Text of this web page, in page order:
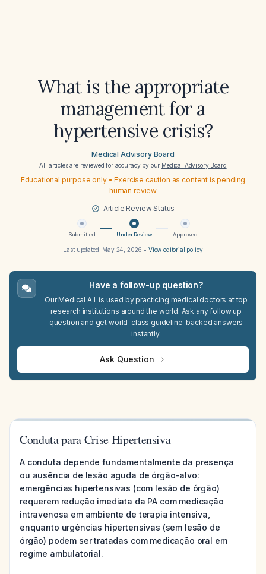
What is the appropriate
management for a
hypertensive crisis?
Medical Advisory Board
All articles are reviewed for accuracy by our Medical Advisory Board
Educational purpose only • Exercise caution as content is pending
human review
Article Review Status
Submitted Under Review Approved
Last updated: May 24, 2026 • View editorial policy
Have a follow-up question?
Our Medical A.I. is used by practicing medical doctors at top
research institutions around the world. Ask any follow up
question and get world-class guideline-backed answers
instantly.
Ask Question
Conduta para Crise Hipertensiva
A conduta depende fundamentalmente da presença
ou ausência de lesão aguda de órgão-alvo:
emergências hipertensivas (com lesão de órgão)
requerem redução imediata da PA com medicação
intravenosa em ambiente de terapia intensiva,
enquanto urgências hipertensivas (sem lesão de
órgão) podem ser tratadas com medicação oral em
regime ambulatorial.